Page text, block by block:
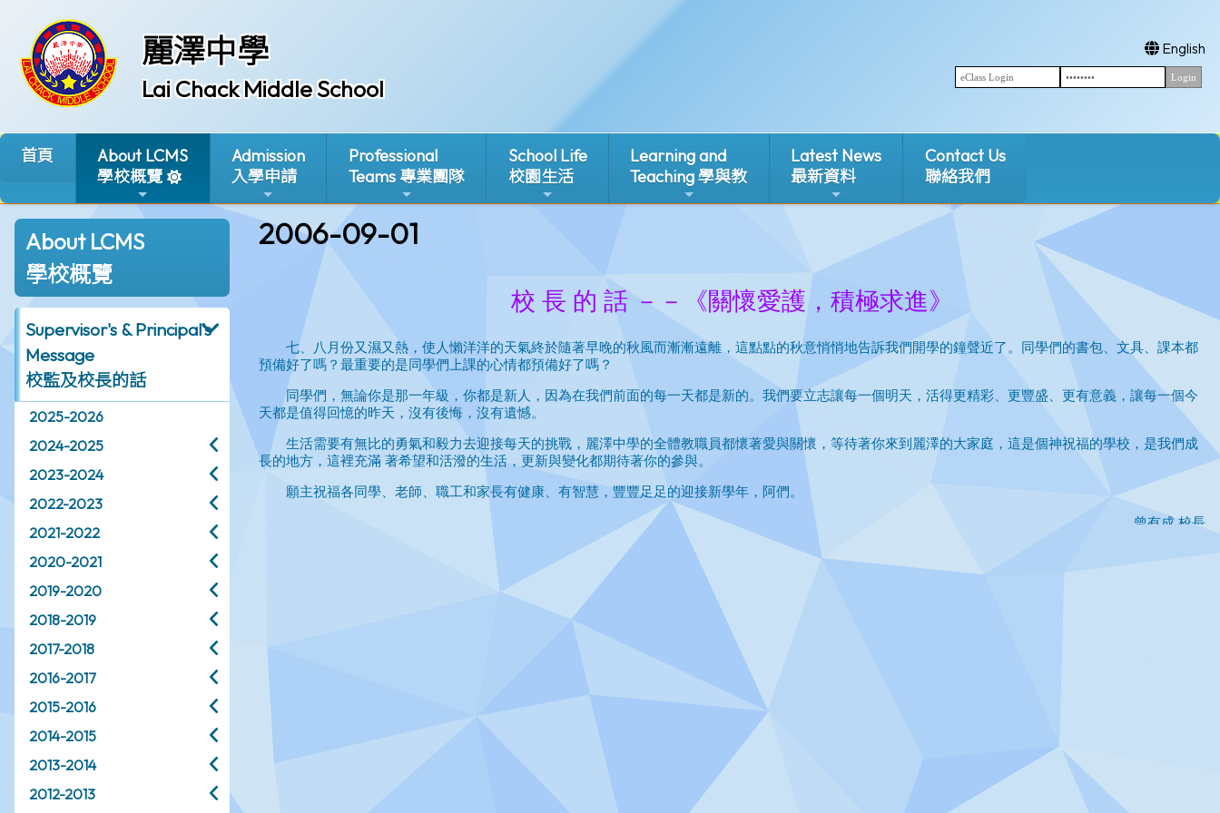
麗澤中學
Lai Chack Middle School
English
首頁
About LCMS
學校概覽
Admission
入學申請
Professional
Teams 專業團隊
School Life
校園生活
Learning and
Teaching 學與教
Latest News
最新資料
Contact Us
聯絡我們
About LCMS
學校概覽
Supervisor's & Principal's
Message
校監及校長的話
2025-2026
2024-2025
2023-2024
2022-2023
2021-2022
2020-2021
2019-2020
2018-2019
2017-2018
2016-2017
2015-2016
2014-2015
2013-2014
2012-2013
2006-09-01